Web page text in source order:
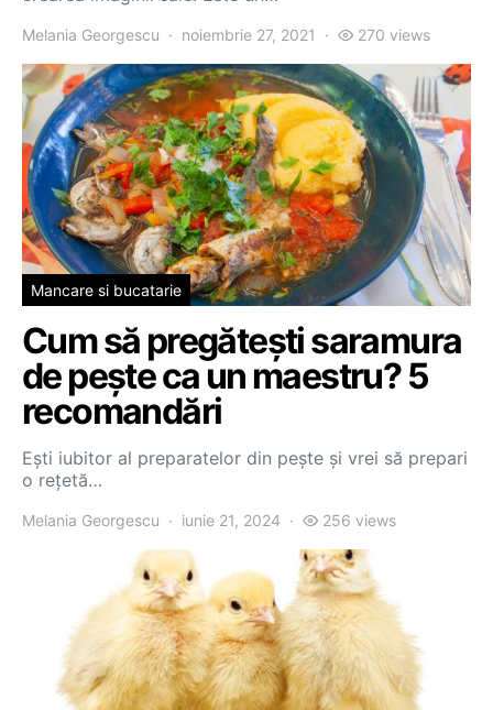
Melania Georgescu noiembrie 27, 2021 270 views
Mancare si bucatarie
Cum să pregătești saramura
de pește ca un maestru? 5
recomandări
Ești iubitor al preparatelor din pește și vrei să prepari
o rețetă…
Melania Georgescu iunie 21, 2024 256 views